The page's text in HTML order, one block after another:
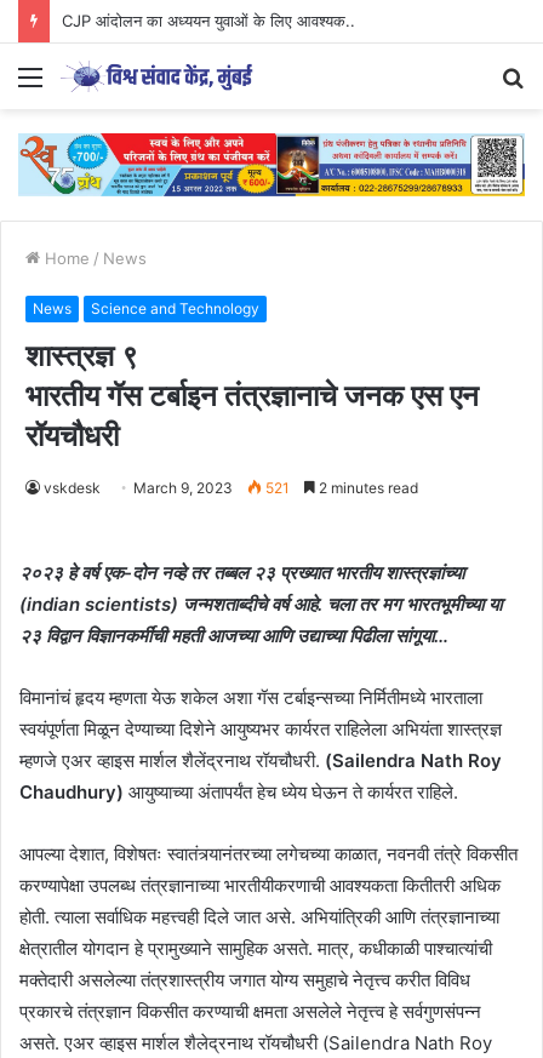
CJP आंदोलन का अध्ययन युवाओं के लिए आवश्यक..
Menu
Home / News
News Science and Technology
शास्त्रज्ञ ९
भारतीय गॅस टर्बाइन तंत्रज्ञानाचे जनक एस एन
रॉयचौधरी
vskdesk March 9, 2023 521 2 minutes read
२०२३ हे वर्ष एक-दोन नव्हे तर तब्बल २३ प्रख्यात भारतीय शास्त्रज्ञांच्या
(indian scientists) जन्मशताब्दीचे वर्ष आहे. चला तर मग भारतभूमीच्या या
२३ विद्वान विज्ञानकर्मींची महती आजच्या आणि उद्याच्या पिढीला सांगूया…
विमानांचं हृदय म्हणता येऊ शकेल अशा गॅस टर्बाइन्सच्या निर्मितीमध्ये भारताला
स्वयंपूर्णता मिळून देण्याच्या दिशेने आयुष्यभर कार्यरत राहिलेला अभियंता शास्त्रज्ञ
म्हणजे एअर व्हाइस मार्शल शैलेंद्रनाथ रॉयचौधरी. (Sailendra Nath Roy
Chaudhury) आयुष्याच्या अंतापर्यंत हेच ध्येय घेऊन ते कार्यरत राहिले.
आपल्या देशात, विशेषतः स्वातंत्र्यानंतरच्या लगेचच्या काळात, नवनवी तंत्रे विकसीत
करण्यापेक्षा उपलब्ध तंत्रज्ञानाच्या भारतीयीकरणाची आवश्यकता कितीतरी अधिक
होती. त्याला सर्वाधिक महत्त्वही दिले जात असे. अभियांत्रिकी आणि तंत्रज्ञानाच्या
क्षेत्रातील योगदान हे प्रामुख्याने सामुहिक असते. मात्र, कधीकाळी पाश्चात्यांची
मक्तेदारी असलेल्या तंत्रशास्त्रीय जगात योग्य समुहाचे नेतृत्त्व करीत विविध
प्रकारचे तंत्रज्ञान विकसीत करण्याची क्षमता असलेले नेतृत्त्व हे सर्वगुणसंपन्न
असते. एअर व्हाइस मार्शल शैलेद्रनाथ रॉयचौधरी (Sailendra Nath Roy